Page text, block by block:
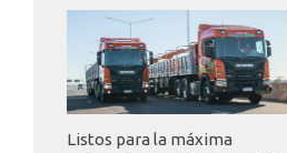
Listos para la máxima